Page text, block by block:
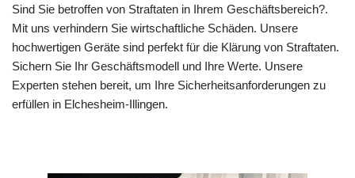
Sind Sie betroffen von Straftaten in Ihrem Geschäftsbereich?.
Mit uns verhindern Sie wirtschaftliche Schäden. Unsere
hochwertigen Geräte sind perfekt für die Klärung von Straftaten.
Sichern Sie Ihr Geschäftsmodell und Ihre Werte. Unsere
Experten stehen bereit, um Ihre Sicherheitsanforderungen zu
erfüllen in Elchesheim-Illingen.